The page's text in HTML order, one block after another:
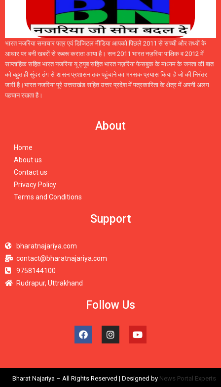
भारत नजरिया समाचार पत्र एवं डिजिटल मीडिया आपको पिछले 2011 से सच्ची और तथ्यों के
आधार पर बनी खबरों से रूबरू कराता आया है। सन 2011 भारत नज़रिया पाक्षिक व 2012 में
साप्ताहिक सहित भारत नजरिया यू ट्यूब सहित भारत नज़रिया फेसबुक के माध्यम के जनता की बात
को बहुत ही सुंदर ठंग से शासन प्रशासन तक पहुंचाने का भरसक प्रयास किया है जो की निरंतर
जारी है।भारत नजरिया पूरे उत्तराखंड सहित उत्तर प्रदेश में पत्रकारिता के क्षेत्र में अपनी अलग
पहचान रखता है।
About
Home
About us
Contact us
Privacy Policy
Terms and Conditions
Support
bharatnajariya.com
contact@bharatnajariya.com
9758144100
Rudrapur, Uttrakhand
Follow Us
Bharat Najariya – All Rights Reserved | Designed by News Portal Experts